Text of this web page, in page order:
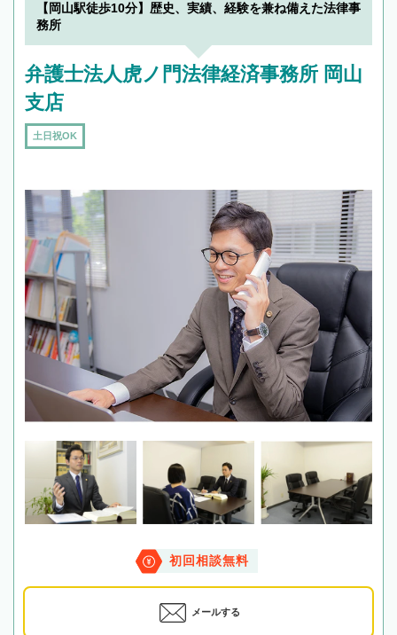
【岡山駅徒歩10分】歴史、実績、経験を兼ね備えた法律事
務所
弁護士法人虎ノ門法律経済事務所 岡山
支店
土日祝OK
初回相談無料
メールする